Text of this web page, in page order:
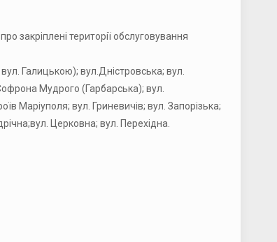
закріплені території обслуговування
Галицькою); вул.Дністровська; вул.
Мудрого (Гарбарська); вул.
Маріуполя; вул. Гриневичів; вул. Запорізька;
Церковна; вул. Перехідна.